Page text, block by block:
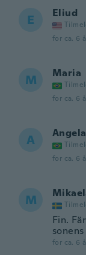
E Eliud
for ca. 6
M Maria
for ca. 6
A Angela
for ca. 6
M
Fin.
sonens
for ca. 6